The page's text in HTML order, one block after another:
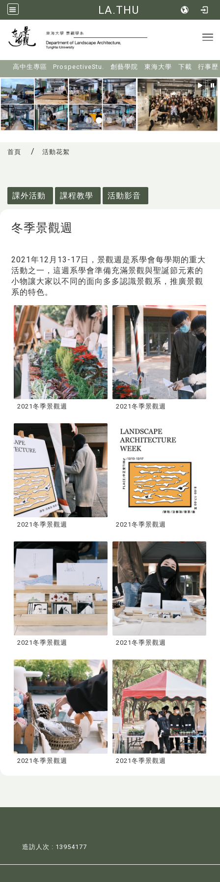
LA.THU
高中生專區 ProspectiveStu. 創藝學院 東海大學 下載 行事歷
首頁 活動花絮
課外活動
課程教學 活動影音
冬季景觀週
2021年12月13-17日，景觀週是系學會每學期的重大
活動之一，這週系學會準備充滿景觀與聖誕節元素的
小物讓大家以不同的面向多多認識景觀系，推廣景觀
系的特色。
2021冬季景觀週 2021冬季景觀週
2021冬季景觀週 2021冬季景觀週
2021冬季景觀週 2021冬季景觀週
2021冬季景觀週 2021冬季景觀週
造訪人次 : 13954177